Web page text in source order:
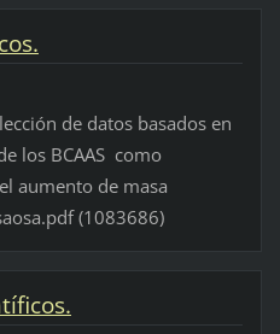
de datos basados en
los BCAAS como
aumento de masa
(1083686)